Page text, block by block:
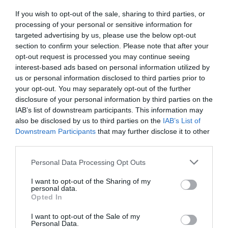
If you wish to opt-out of the sale, sharing to third parties, or
processing of your personal or sensitive information for
targeted advertising by us, please use the below opt-out
section to confirm your selection. Please note that after your
opt-out request is processed you may continue seeing
interest-based ads based on personal information utilized by
us or personal information disclosed to third parties prior to
your opt-out. You may separately opt-out of the further
disclosure of your personal information by third parties on the
IAB’s list of downstream participants. This information may
also be disclosed by us to third parties on the IAB’s List of
Downstream Participants that may further disclose it to other
Personal Data Processing Opt Outs
I want to opt-out of the Sharing of my
personal data.
Opted In
I want to opt-out of the Sale of my
Personal Data.
las compañías energéticas". Y, hasta hace poco,
ha sido considerado uno de los casos de éxito
made in Catalonia. Todos los detalles enEl 'annus
horribilis' de Holaluz: desde el éxito de tres
compañeros de estudios hasta un desenlace
incierto.
Al final del episodio, el periodistaCarlos Rojas
adelanta los principales eventos a tener en
cuenta durante la tercera semana de mayo, entre
los cuales destacaVictor Kuppers, protagonista
24ª Nit Empresarial UEA. La cita tendrá
lugar el 16 de mayo en Santa Margarida de
Montbui y contará con una ponencia estrella de
uno de los conferenciantes más solicitados.
Finalmente, en el séptimo capítulo del pódcast de